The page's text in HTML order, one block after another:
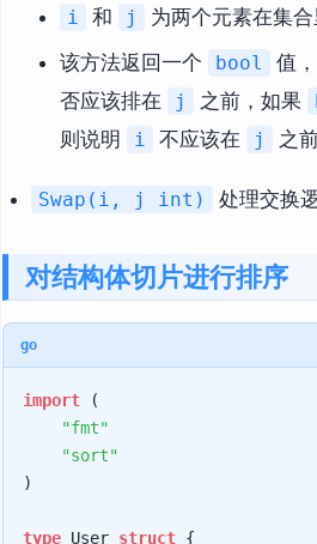
i
和 j
为两个元素在集
该方法返回一个
bool 值
否应该排在
j 之前，如果
则说明
i 不应该在 j 之前
Swap(i, j int) 处理交换
对结构体切片进行排序
go
import (
"fmt"
"sort"
)
type User struct {